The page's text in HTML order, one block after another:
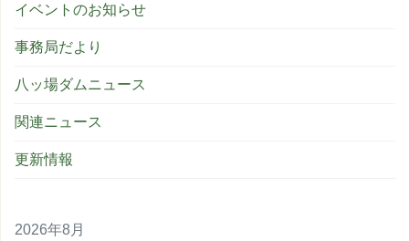
イベントのお知らせ
事務局だより
八ッ場ダムニュース
関連ニュース
更新情報
2026年8月